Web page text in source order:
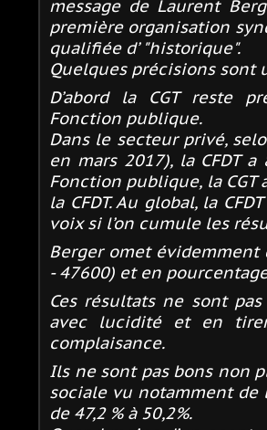
message de Laurent
première organisation
qualifiée d’ "historique".
Quelques précisions sont
D’abord la CGTreste
Fonction publique.
Dans le secteur privé,
en mars 2017), la CFDTa
Fonction publique, la CGT
la CFDT. Au global, la CFDT
voix si l’on cumule les
Berger omet
- 47600) et en
Ces résultats ne sont
avec lucidité et en tirer
complaisance.
Ils ne sont pas bons non
sociale vu notamment de
de 47,2 % à 50,2%.